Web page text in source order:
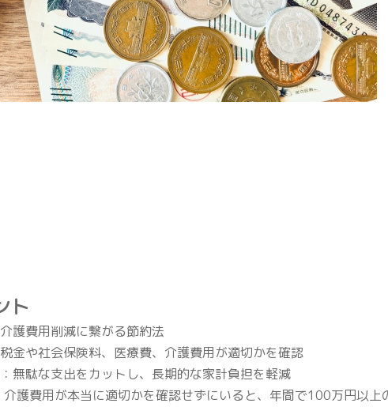
ト
介護費用削減に繋がる節約法
税金や社会保険料、医療費、介護費用が適切かを確認
：無駄な支出をカットし、長期的な家計負担を軽減
護費用が本当に適切かを確認せずにいると、年間で100万円以上